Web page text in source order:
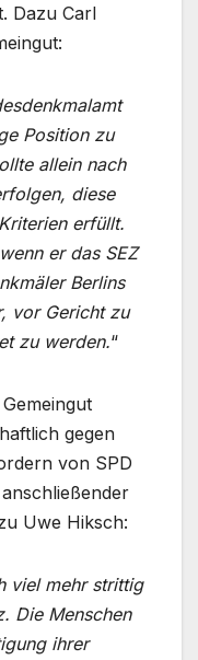
Dazu Carl
Position zu
allein nach
diese
erfüllt.
er das SEZ
Berlins
vor Gericht zu
zu werden.“
gegen
von SPD
Uwe Hiksch:
viel mehr strittig
Die Menschen
ihrer